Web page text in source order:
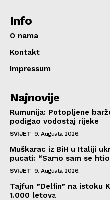
Info
O nama
Kontakt
Impressum
Najnovije
Rumunija: Potopljene
podigao vodostaj rijeke
SVIJET 9. Augusta 2026.
Muškarac iz BiH u Italiji
pucati: “Samo sam se
SVIJET 9. Augusta 2026.
Tajfun ”Delfin” na istoku
1.000 letova